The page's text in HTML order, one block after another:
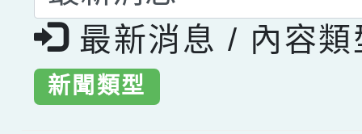
最新消息 / 內容類
新聞類型